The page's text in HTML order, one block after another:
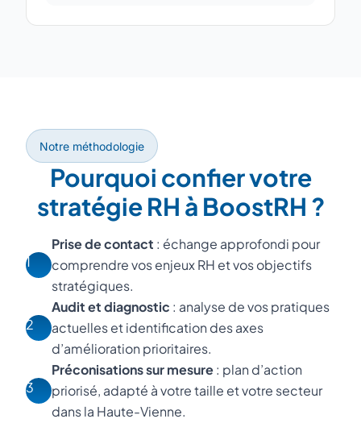
Notre méthodologie
Pourquoi confier votre
stratégie RH à BoostRH ?
1
Prise de contact : échange approfondi pour
comprendre vos enjeux RH et vos objectifs
stratégiques.
2
Audit et diagnostic : analyse de vos pratiques
actuelles et identification des axes
d’amélioration prioritaires.
3
Préconisations sur mesure: plan d’action
priorisé, adapté à votre taille et votre secteur
dans la Haute-Vienne.